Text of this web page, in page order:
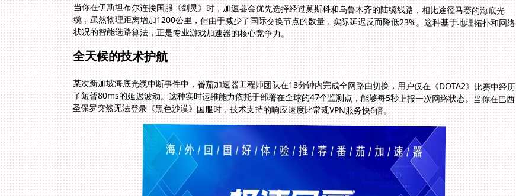
当你在伊斯坦布尔连接国服《剑灵》时，加速器会优先选择经过莫斯科和乌鲁木齐的陆缆线路，相比途径马赛的海底光
缆，虽然物理距离增加1200公里，但由于减少了国际交换节点的数量，实际延迟反而降低23%。这种基于地理拓扑和网络
状况的智能选路算法，正是专业游戏加速器的核心竞争力。
全天候的技术护航
某次新加坡海底光缆中断事件中，番茄加速器工程师团队在13分钟内完成全网路由切换，用户仅在《DOTA2》比赛中经历
了短暂80ms的延迟波动。这种实时运维能力依托于部署在全球的47个监测点，能够每5秒上报一次网络状态。当你在巴西
圣保罗突然无法登录《黑色沙漠》国服时，技术支持的响应速度比常规VPN服务快6倍。